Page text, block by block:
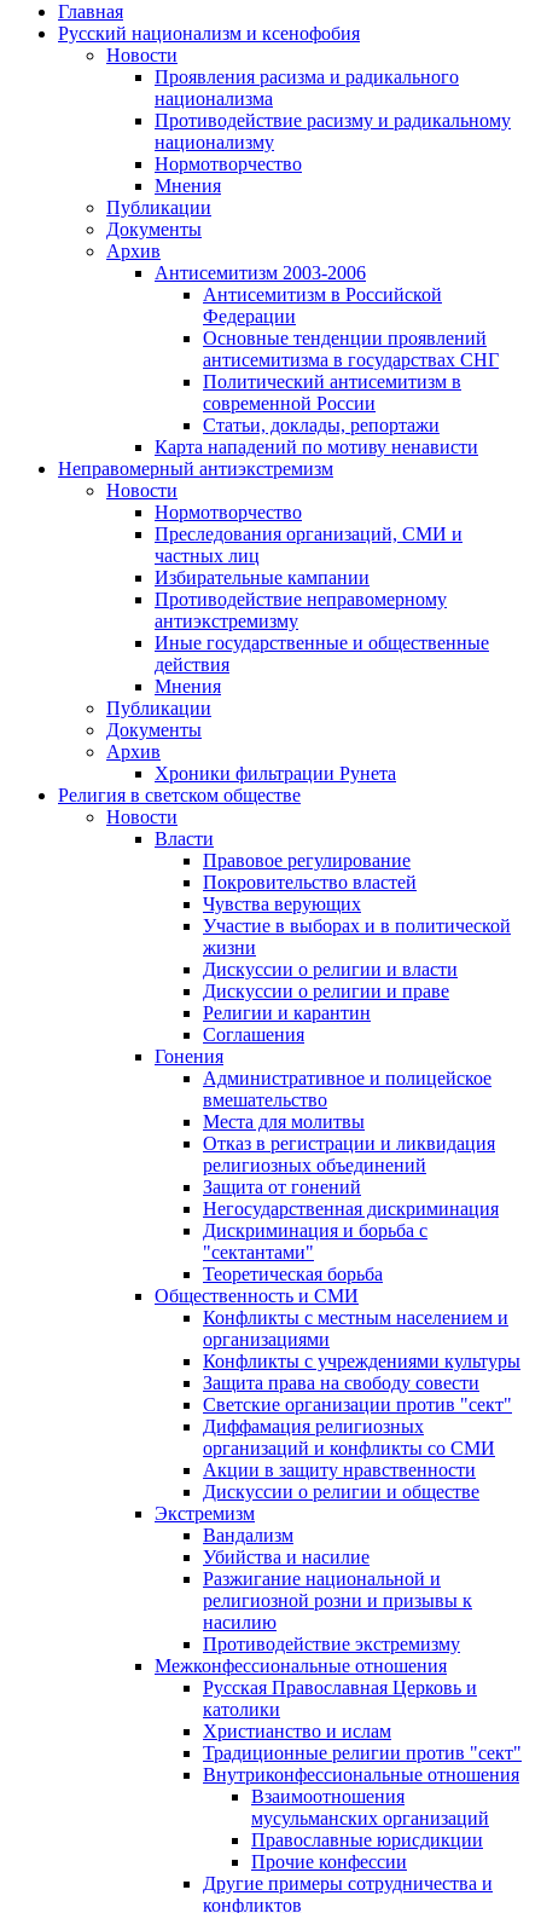
Главная
Русский национализм и ксенофобия
Новости
Проявления расизма и радикального
национализма
Противодействие расизму и радикальному
национализму
Нормотворчество
Мнения
Публикации
Документы
Архив
Антисемитизм 2003-2006
Антисемитизм в Российской
Федерации
Основные тенденции проявлений
антисемитизма в государствах СНГ
Политический антисемитизм в
современной России
Статьи, доклады, репортажи
Карта нападений по мотиву ненависти
Неправомерный антиэкстремизм
Новости
Нормотворчество
Преследования организаций, СМИ и
частных лиц
Избирательные кампании
Противодействие неправомерному
антиэкстремизму
Иные государственные и общественные
действия
Мнения
Публикации
Документы
Архив
Хроники фильтрации Рунета
Религия в светском обществе
Новости
Власти
Правовое регулирование
Покровительство властей
Чувства верующих
Участие в выборах и в политической
жизни
Дискуссии о религии и власти
Дискуссии о религии и праве
Религии и карантин
Соглашения
Гонения
Административное и полицейское
вмешательство
Места для молитвы
Отказ в регистрации и ликвидация
религиозных объединений
Защита от гонений
Негосударственная дискриминация
Дискриминация и борьба с
"сектантами"
Теоретическая борьба
Общественность и СМИ
Конфликты с местным населением и
организациями
Конфликты с учреждениями культуры
Защита права на свободу совести
Светские организации против "сект"
Диффамация религиозных
организаций и конфликты со СМИ
Акции в защиту нравственности
Дискуссии о религии и обществе
Экстремизм
Вандализм
Убийства и насилие
Разжигание национальной и
религиозной розни и призывы к
насилию
Противодействие экстремизму
Межконфессиональные отношения
Русская Православная Церковь и
католики
Христианство и ислам
Традиционные религии против "сект"
Внутриконфессиональные отношения
Взаимоотношения
мусульманских организаций
Православные юрисдикции
Прочие конфессии
Другие примеры сотрудничества и
конфликтов